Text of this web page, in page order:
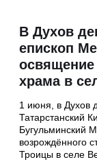
В Духов
епископ
освящение
храма в
1 июня, в Духов
Татарстанский
Бугульминский
возрождённого
Троицы в селе